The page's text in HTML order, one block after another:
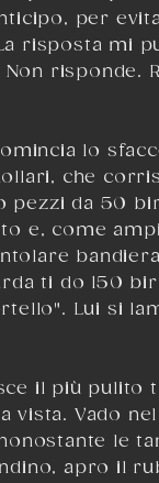
per
risposta mi
risponde.
lo
che
pezzi da 50
e, come
ti do 150
Lui si
il più pulito
vista. Vado
le
apro il